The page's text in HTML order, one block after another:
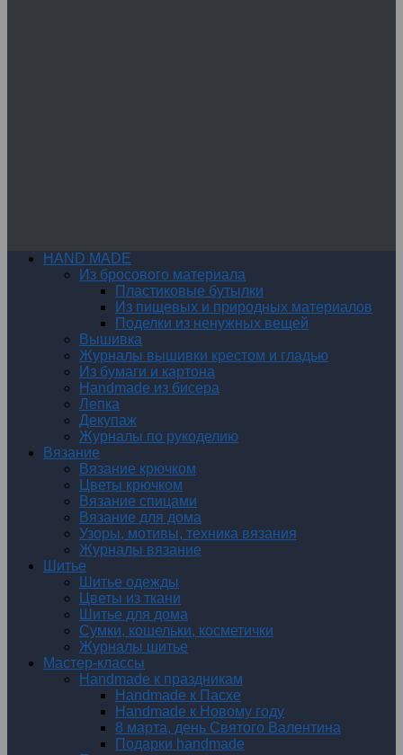
HAND MADE
Из бросового материала
Пластиковые бутылки
Из пищевых и природных материалов
Поделки из ненужных вещей
Вышивка
Журналы вышивки крестом и гладью
Из бумаги и картона
Handmade из бисера
Лепка
Декупаж
Журналы по рукоделию
Вязание
Вязание крючком
Цветы крючком
Вязание спицами
Вязание для дома
Узоры, мотивы, техника вязания
Журналы вязание
Шитье
Шитье одежды
Цветы из ткани
Шитье для дома
Сумки, кошельки, косметички
Журналы шитье
Мастер-классы
Handmade к праздникам
Handmade к Пасхе
Handmade к Новому году
8 марта, день Святого Валентина
Подарки handmade